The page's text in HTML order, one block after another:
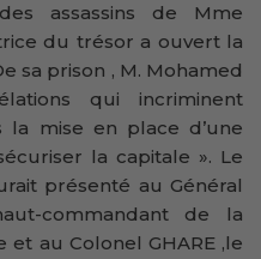
assassins de Mme
du trésor a ouvert la
sa prison , M. Mohamed
qui incriminent
la mise en place d’une
la capitale ». Le
présenté au Général
commandant de la
au Colonel GHARE ,le